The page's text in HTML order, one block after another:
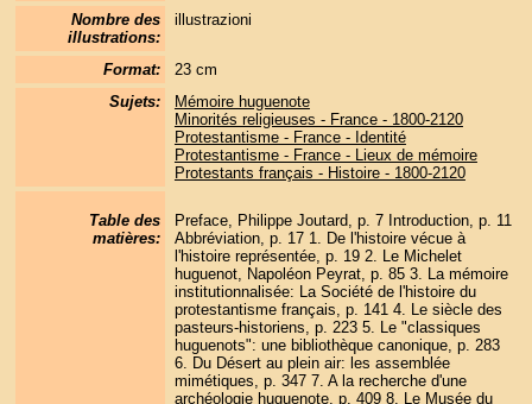
Nombre des
illustrations:
illustrazioni
Format:
23 cm
Sujets:
Mémoire huguenote
Minorités religieuses - France - 1800-2120
Protestantisme - France - Identité
Protestantisme - France - Lieux de mémoire
Protestants français - Histoire - 1800-2120
Table des
matières:
Preface, Philippe Joutard, p. 7 Introduction, p. 11
Abbréviation, p. 17 1. De l'histoire vécue à
l'histoire représentée, p. 19 2. Le Michelet
huguenot, Napoléon Peyrat, p. 85 3. La mémoire
institutionnalisée: La Société de l'histoire du
protestantisme français, p. 141 4. Le siècle des
pasteurs-historiens, p. 223 5. Le "classiques
huguenots": une bibliothèque canonique, p. 283
6. Du Désert au plein air: les assemblée
mimétiques, p. 347 7. A la recherche d'une
archéologie huguenote, p. 409 8. Le Musée du